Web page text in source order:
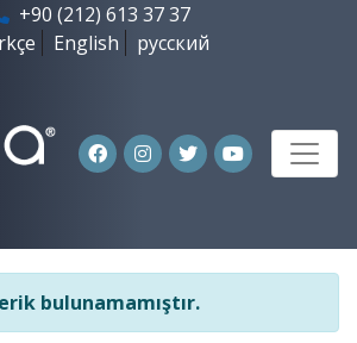
+90 (212) 613 37 37
English русский
bulunamamıştır.